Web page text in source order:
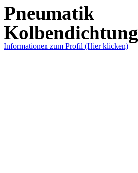
Pneumatik
Kolbendichtung
Informationen zum Profil (Hier klicken)